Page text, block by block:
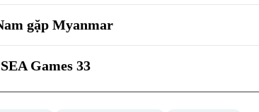
gặp Myanmar
Games 33